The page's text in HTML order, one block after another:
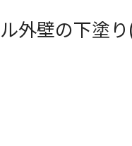
外壁の下塗り